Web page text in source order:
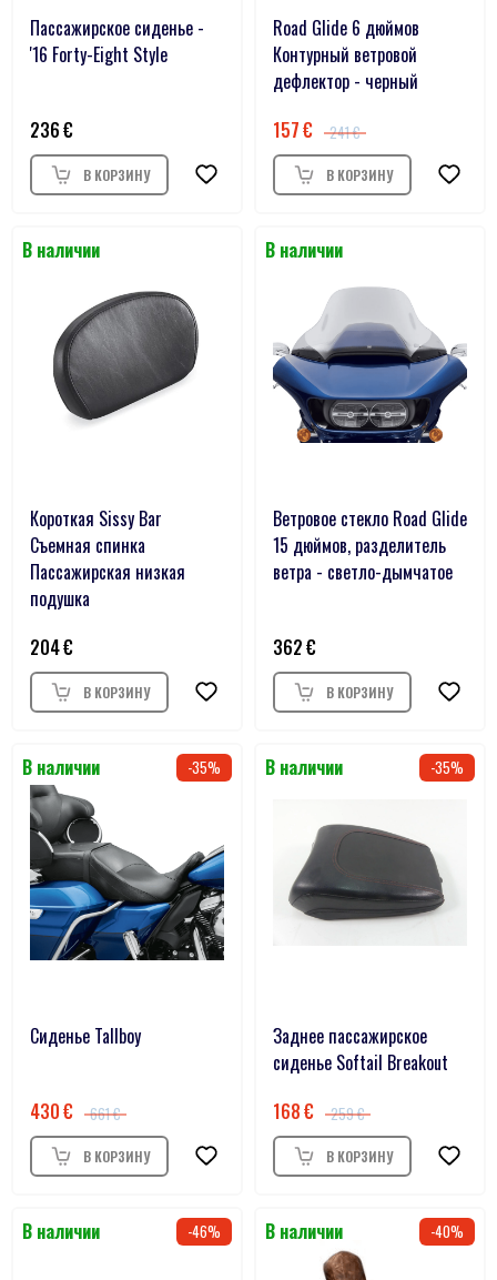
Пассажирское сиденье -
'16 Forty-Eight Style
236
Road Glide 6 дюймов
Контурный ветровой
дефлектор - черный
157
241
Короткая Sissy Bar
Съемная спинка
Пассажирская низкая
подушка
204
Ветровое стекло Road Glide
15 дюймов, разделитель
ветра - светло-дымчатое
362
35
Сиденье Tallboy
430 661
35
Заднее пассажирское
сиденье Softail Breakout
168
259
46 40